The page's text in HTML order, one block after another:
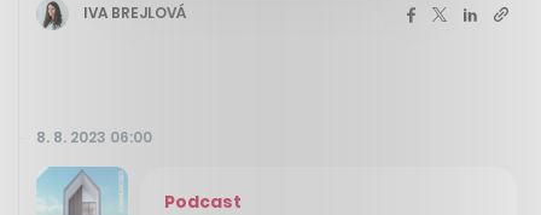
IVA BREJLOVÁ
8. 8. 2023 06:00
Podcast